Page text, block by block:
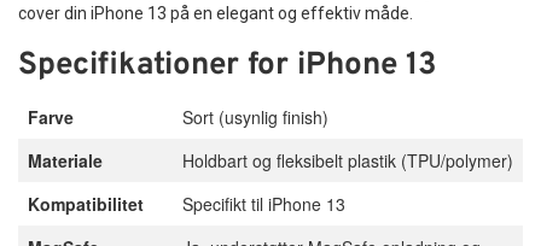
cover din iPhone 13 på en elegant og effektiv måde.
Specifikationer for iPhone 13
Farve
Sort (usynlig finish)
Materiale
Holdbart og fleksibelt plastik (TPU/polymer)
Kompatibilitet
Specifikt til iPhone 13